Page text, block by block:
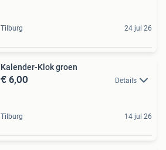
Tilburg 24 jul 26
Kalender-Klok groen
€ 6,00 Details
Tilburg 14 jul 26